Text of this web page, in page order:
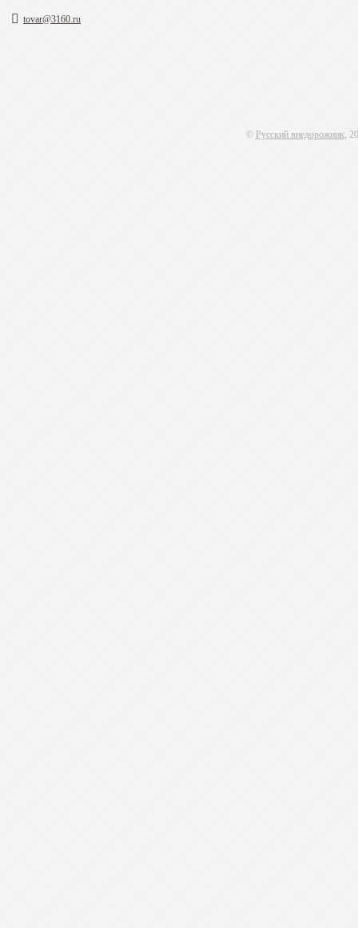
tovar@3160.ru
© Русский внедорожник,